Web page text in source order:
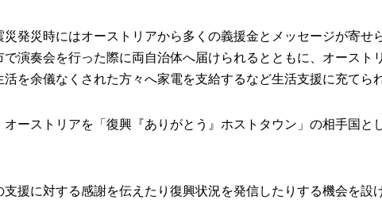
災発災時にはオーストリアから多くの義援金とメッセージが寄
演奏会を行った際に両自治体へ届けられるとともに、オース
を余儀なくされた方々へ家電を支給するなど生活支援に充てら
ーストリアを「復興『ありがとう』ホストタウン」の相手国と
援に対する感謝を伝えたり復興状況を発信したりする機会を設